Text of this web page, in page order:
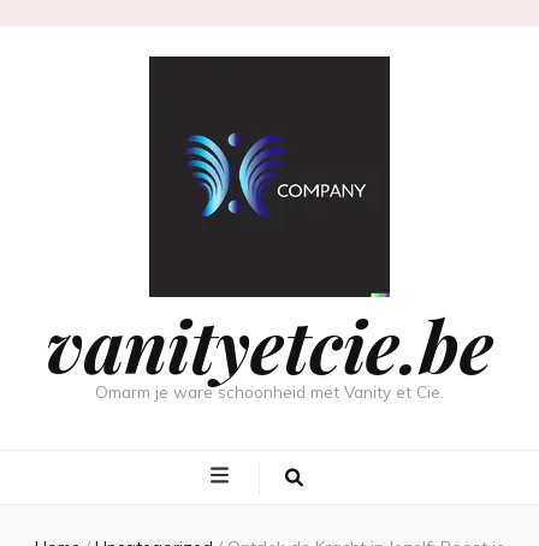
vanityetcie.be
Omarm je ware schoonheid met Vanity et Cie.